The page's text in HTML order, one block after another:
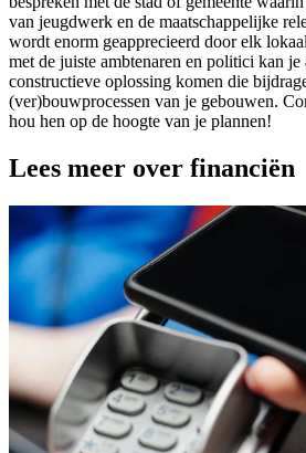
van jeugdwerk en de maatschappelijke
wordt enorm geapprecieerd door elk
met de juiste ambtenaren en politici kan je
constructieve oplossing komen die
(ver)bouwprocessen van je gebouwen.
hou hen op de hoogte van je plannen!
Lees meer over financiën